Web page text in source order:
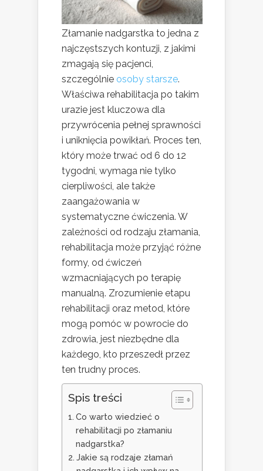
Złamanie nadgarstka to jedna z
najczęstszych kontuzji, z jakimi
zmagają się pacjenci,
szczególnie osoby starsze.
Właściwa rehabilitacja po takim
urazie jest kluczowa dla
przywrócenia pełnej sprawności
i uniknięcia powikłań. Proces ten,
który może trwać od 6 do 12
tygodni, wymaga nie tylko
cierpliwości, ale także
zaangażowania w
systematyczne ćwiczenia. W
zależności od rodzaju złamania,
rehabilitacja może przyjąć różne
formy, od ćwiczeń
wzmacniających po terapię
manualną. Zrozumienie etapu
rehabilitacji oraz metod, które
mogą pomóc w powrocie do
zdrowia, jest niezbędne dla
każdego, kto przeszedł przez
ten trudny proces.
Spis treści
Co warto wiedzieć o
rehabilitacji po złamaniu
nadgarstka?
Jakie są rodzaje złamań